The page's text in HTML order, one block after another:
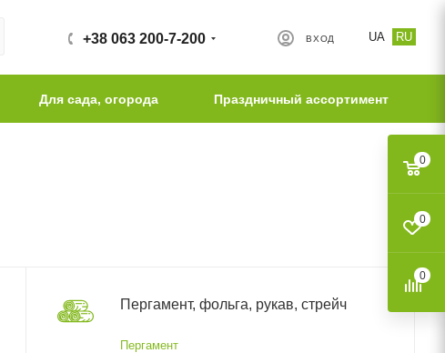
UA RU
ВХОД
+38 063 200-7-200
Для сада, огорода Праздничный ассортимент
Пергамент, фольга, рукав, стрейч
Пергамент
0
0
0